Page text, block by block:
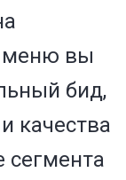
меню вы
бид,
качества
сегмента